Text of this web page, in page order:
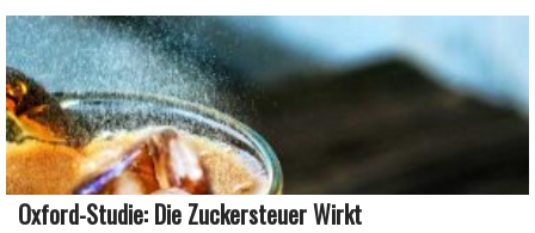
Oxford-Studie: Die Zuckersteuer Wirkt